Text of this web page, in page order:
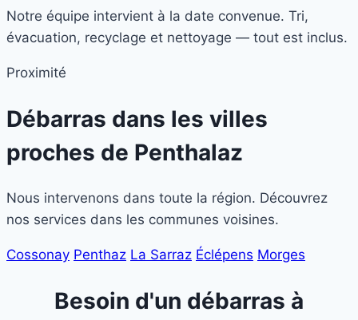
Notre équipe intervient à la date convenue. Tri,
évacuation, recyclage et nettoyage — tout est inclus.
Proximité
Débarras dans les villes
proches de Penthalaz
Nous intervenons dans toute la région. Découvrez
nos services dans les communes voisines.
Cossonay Penthaz La Sarraz Éclépens Morges
Besoin d'un débarras à